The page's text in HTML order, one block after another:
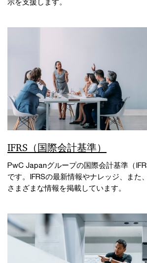
IFRS（国際会計基準）
PwC Japanグループの国際会計基準（
です。IFRSの最新情報やナレッジ、また
さまざまな情報を掲載しています。